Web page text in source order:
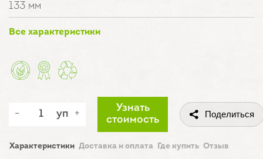
133 мм
Все характеристики
уп
Узнать
стоимость
Поделиться
Характеристики Доставка и оплата Где купить Отзыв